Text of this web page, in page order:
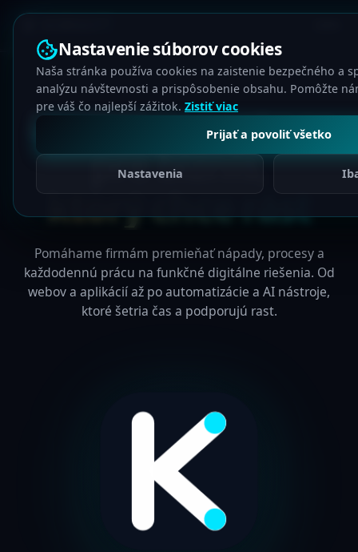
Nastavenie súborov cookies
Naša stránka používa cookies na zaistenie bezpečného a
analýzu návštevnosti a prispôsobenie obsahu. Pomôžte
pre váš čo najlepší zážitok. Zistiť viac
Prijať a povoliť všetko
Nastavenia
Digitálny partner
pre biznis,
ktorý chce rásť
Pomáhame firmám premieňať nápady, procesy a
každodennú prácu na funkčné digitálne riešenia. Od
webov a aplikácií až po automatizácie a AI nástroje,
ktoré šetria čas a podporujú rast.